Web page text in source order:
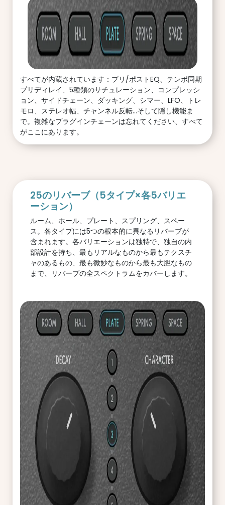
すべてが内蔵されています：プリ/ポストEQ、テンポ同期
プリディレイ、5種類のサチュレーション、コンプレッシ
ョン、サイドチェーン、ダッキング、シマー、LFO、トレ
モロ、ステレオ幅、チャンネル反転…そして隠し機能ま
で。複雑なプラグインチェーンは忘れてください、すべて
がここにあります。
25のリバーブ（5タイプ×各5バリエ
ーション）
ルーム、ホール、プレート、スプリング、スペー
ス。各タイプには5つの根本的に異なるリバーブが
含まれます。各バリエーションは独特で、独自の内
部設計を持ち、最もリアルなものから最もテクスチ
ャのあるもの、最も微妙なものから最も大胆なもの
まで、リバーブの全スペクトラムをカバーします。